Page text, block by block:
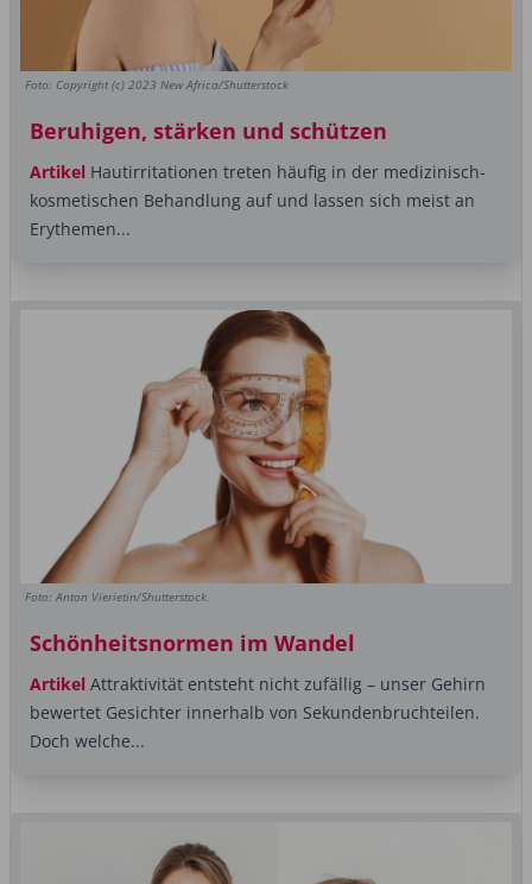
Foto: Copyright (c) 2023 New Africa/Shutterstock
Beruhigen, stärken und schützen
Artikel Hautirritationen treten häufig in der medizinisch-
kosmetischen Behandlung auf und lassen sich meist an
Erythemen...
Foto: Anton Vierietin/Shutterstock.
Schönheitsnormen im Wandel
Artikel Attraktivität entsteht nicht zufällig – unser Gehirn
bewertet Gesichter innerhalb von Sekundenbruchteilen.
Doch welche...